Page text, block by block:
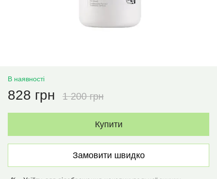
В наявності
828 грн 1 200 грн
Купити
Замовити швидко